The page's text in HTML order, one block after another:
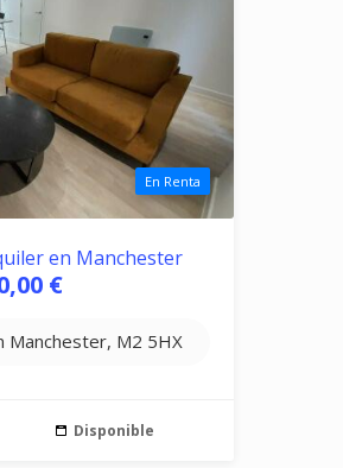
En Renta
en Manchester
€
Manchester, M2 5HX
Disponible